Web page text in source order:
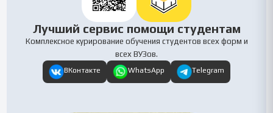
Лучший сервис помощи студентам
Комплексное курирование обучения студентов всех форм и
всех ВУЗов.
ВКонтакте WhatsApp Telegram